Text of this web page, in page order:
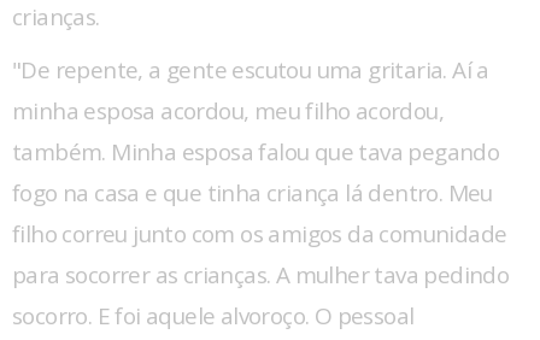
crianças.
"De repente, a gente escutou uma gritaria. Aí a
minha esposa acordou, meu filho acordou,
também. Minha esposa falou que tava pegando
fogo na casa e que tinha criança lá dentro. Meu
filho correu junto com os amigos da comunidade
para socorrer as crianças. A mulher tava pedindo
socorro. E foi aquele alvoroço. O pessoal